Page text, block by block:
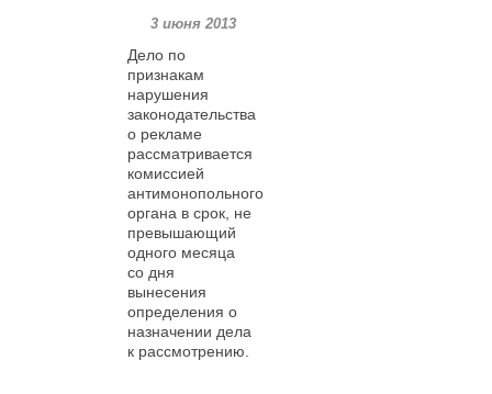
3 июня 2013
Дело по
признакам
нарушения
законодательства
о рекламе
рассматривается
комиссией
антимонопольного
органа в срок, не
превышающий
одного месяца
со дня
вынесения
определения о
назначении дела
к рассмотрению.